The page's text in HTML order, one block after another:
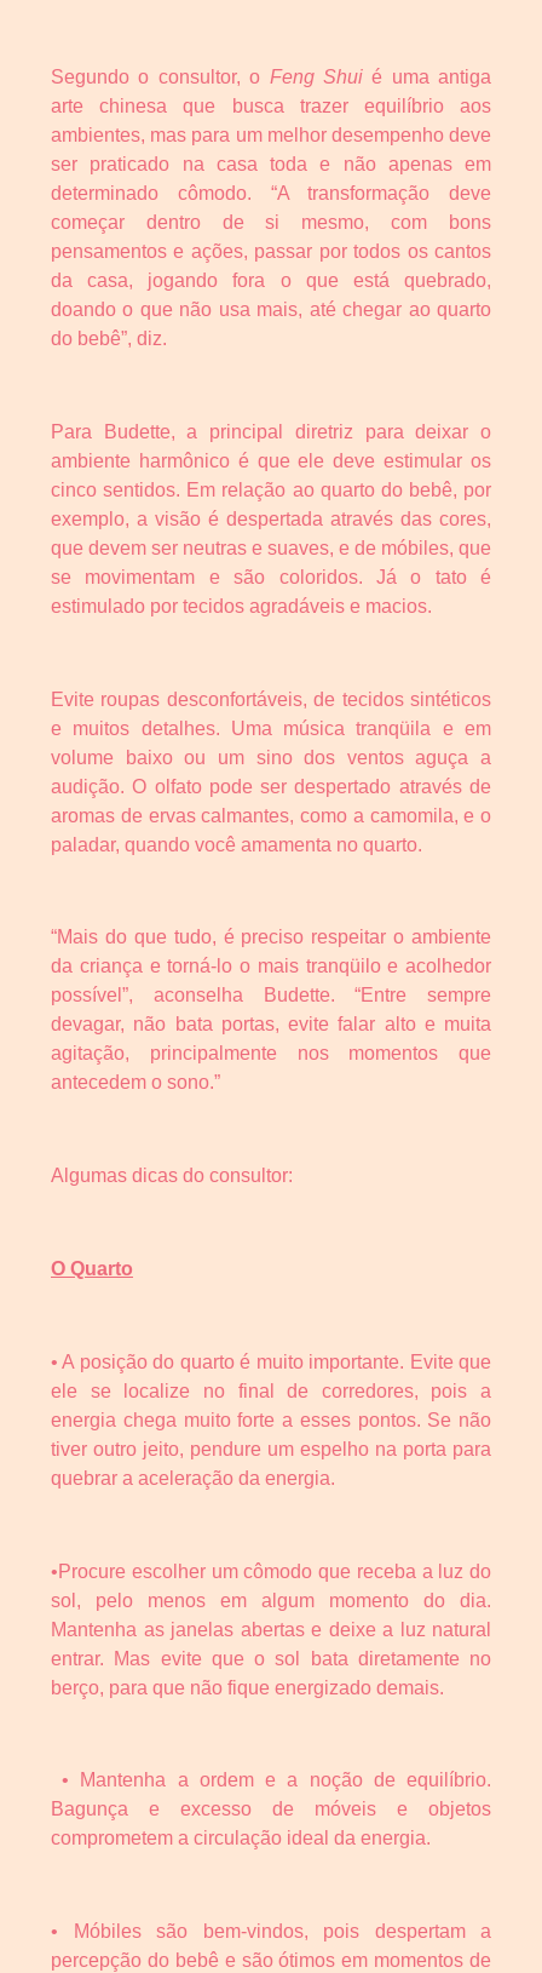
Segundo o consultor, o Feng Shuié uma antiga
arte chinesa que busca trazer equilíbrio aos
ambientes, mas para um melhor desempenho deve
ser praticado na casa toda e não apenas em
determinado cômodo. “A transformação deve
começar dentro de si mesmo, com bons
pensamentos e ações, passar por todos os cantos
da casa, jogando fora o que está quebrado,
doando o que não usa mais, até chegar ao quarto
do bebê”, diz.
Para Budette, a principal diretriz para deixar o
ambiente harmônico é que ele deve estimular os
cinco sentidos. Em relação ao quarto do bebê, por
exemplo, a visão é despertada através das cores,
que devem ser neutras e suaves, e de móbiles, que
se movimentam e são coloridos. Já o tato é
estimulado por tecidos agradáveis e macios.
Evite roupas desconfortáveis, de tecidos sintéticos
e muitos detalhes. Uma música tranqüila e em
volume baixo ou um sino dos ventos aguça a
audição. O olfato pode ser despertado através de
aromas de ervas calmantes, como a camomila, e o
paladar, quando você amamenta no quarto.
“Mais do que tudo, é preciso respeitar o ambiente
da criança e torná-lo o mais tranqüilo e acolhedor
possível”, aconselha Budette. “Entre sempre
devagar, não bata portas, evite falar alto e muita
agitação, principalmente nos momentos que
antecedem o sono.”
Algumas dicas do consultor:
O Quarto
• A posição do quarto é muito importante. Evite que
ele se localize no final de corredores, pois a
energia chega muito forte a esses pontos. Se não
tiver outro jeito, pendure um espelho na porta para
quebrar a aceleração da energia.
•Procure escolher um cômodo que receba a luz do
sol, pelo menos em algum momento do dia.
Mantenha as janelas abertas e deixe a luz natural
entrar. Mas evite que o sol bata diretamente no
berço, para que não fique energizado demais.
• Mantenha a ordem e a noção de equilíbrio.
Bagunça e excesso de móveis e objetos
comprometem a circulação ideal da energia.
• Móbiles são bem-vindos, pois despertam a
percepção do bebê e são ótimos em momentos de